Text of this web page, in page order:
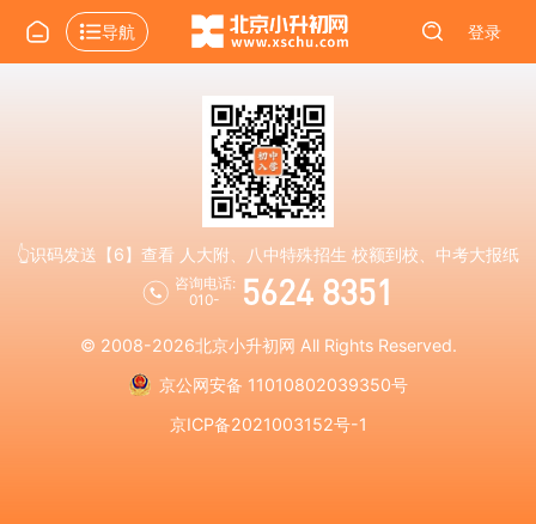
导航 登录
👆识码发送【6】查看 人大附、八中特殊招生 校额到校、中考大报纸
咨询电话:
010-
5624 8351
© 2008-2026北京小升初网 All Rights Reserved.
京公网安备 11010802039350号
京ICP备2021003152号-1